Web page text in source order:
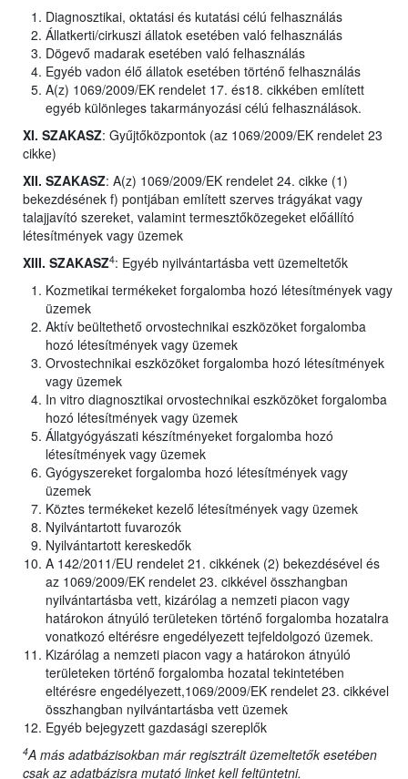
Diagnosztikai, oktatási és kutatási célú felhasználás
Állatkerti/cirkuszi állatok esetében való felhasználás
Dögevő madarak esetében való felhasználás
Egyéb vadon élő állatok esetében történő felhasználás
A(z) 1069/2009/EK rendelet 17. és18. cikkében említett
egyéb különleges takarmányozási célú felhasználások.
XI. SZAKASZ: Gyűjtőközpontok (az 1069/2009/EK rendelet 23
cikke)
XII. SZAKASZ: A(z) 1069/2009/EK rendelet 24. cikke (1)
bekezdésének f) pontjában említett szerves trágyákat vagy
talajjavító szereket, valamint termesztőközegeket előállító
létesítmények vagy üzemek
XIII. SZAKASZ4: Egyéb nyilvántartásba vett üzemeltetők
Kozmetikai termékeket forgalomba hozó létesítmények vagy
üzemek
Aktív beültethető orvostechnikai eszközöket forgalomba
hozó létesítmények vagy üzemek
Orvostechnikai eszközöket forgalomba hozó létesítmények
vagy üzemek
In vitro diagnosztikai orvostechnikai eszközöket forgalomba
hozó létesítmények vagy üzemek
Állatgyógyászati készítményeket forgalomba hozó
létesítmények vagy üzemek
Gyógyszereket forgalomba hozó létesítmények vagy
üzemek
Köztes termékeket kezelő létesítmények vagy üzemek
Nyilvántartott fuvarozók
Nyilvántartott kereskedők
A 142/2011/EU rendelet 21. cikkének (2) bekezdésével és
az 1069/2009/EK rendelet 23. cikkével összhangban
nyilvántartásba vett, kizárólag a nemzeti piacon vagy
határokon átnyúló területeken történő forgalomba hozatalra
vonatkozó eltérésre engedélyezett tejfeldolgozó üzemek.
Kizárólag a nemzeti piacon vagy a határokon átnyúló
területeken történő forgalomba hozatal tekintetében
eltérésre engedélyezett,1069/2009/EK rendelet 23. cikkével
összhangban nyilvántartásba vett üzemek
Egyéb bejegyzett gazdasági szereplők
4A más adatbázisokban már regisztrált üzemeltetők esetében
csak az adatbázisra mutató linket kell feltüntetni.